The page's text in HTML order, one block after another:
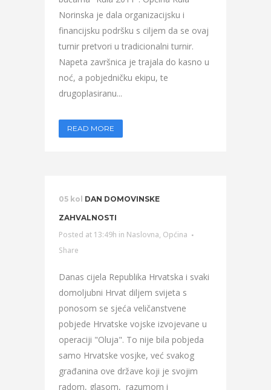
Norinska je dala organizacijsku i
financijsku podršku s ciljem da se ovaj
turnir pretvori u tradicionalni turnir.
Napeta završnica je trajala do kasno u
noć, a pobjedničku ekipu, te
drugoplasiranu...
READ MORE
05 kol DAN DOMOVINSKE
ZAHVALNOSTI
Posted at 13:49h in Naslovna, Općina
Share
Danas cijela Republika Hrvatska i svaki
domoljubni Hrvat diljem svijeta s
ponosom se sjeća veličanstvene
pobjede Hrvatske vojske izvojevane u
operaciji "Oluja". To nije bila pobjeda
samo Hrvatske vosjke, već svakog
građanina ove države koji je svojim
radom, glasom, razumom i